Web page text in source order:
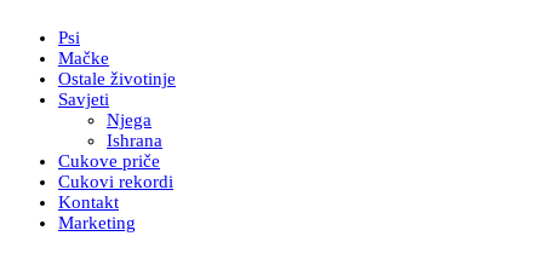
Psi
Mačke
Ostale životinje
Savjeti
Njega
Ishrana
Cukove priče
Cukovi rekordi
Kontakt
Marketing